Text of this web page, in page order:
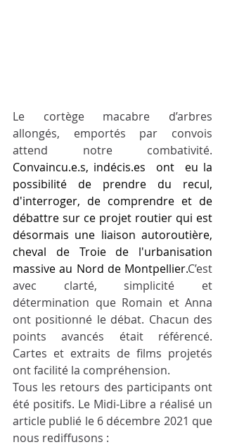
Le cortège macabre d’arbres
allongés, emportés par convois
attend notre combativité.
Convaincu.e.s, indécis.es  ont  eu la
possibilité de prendre du recul,
d'interroger, de comprendre et de
débattre sur ce projet routier qui est
désormais une liaison autoroutière,
cheval de Troie de l'urbanisation
massive au Nord de Montpellier.C’est
avec clarté, simplicité et
détermination que Romain et Anna
ont positionné le débat. Chacun des
points avancés était référencé.
Cartes et extraits de films projetés
ont facilité la compréhension.
Tous les retours des participants ont
été positifs. Le Midi-Libre a réalisé un
article publié le 6 décembre 2021 que
nous rediffusons :